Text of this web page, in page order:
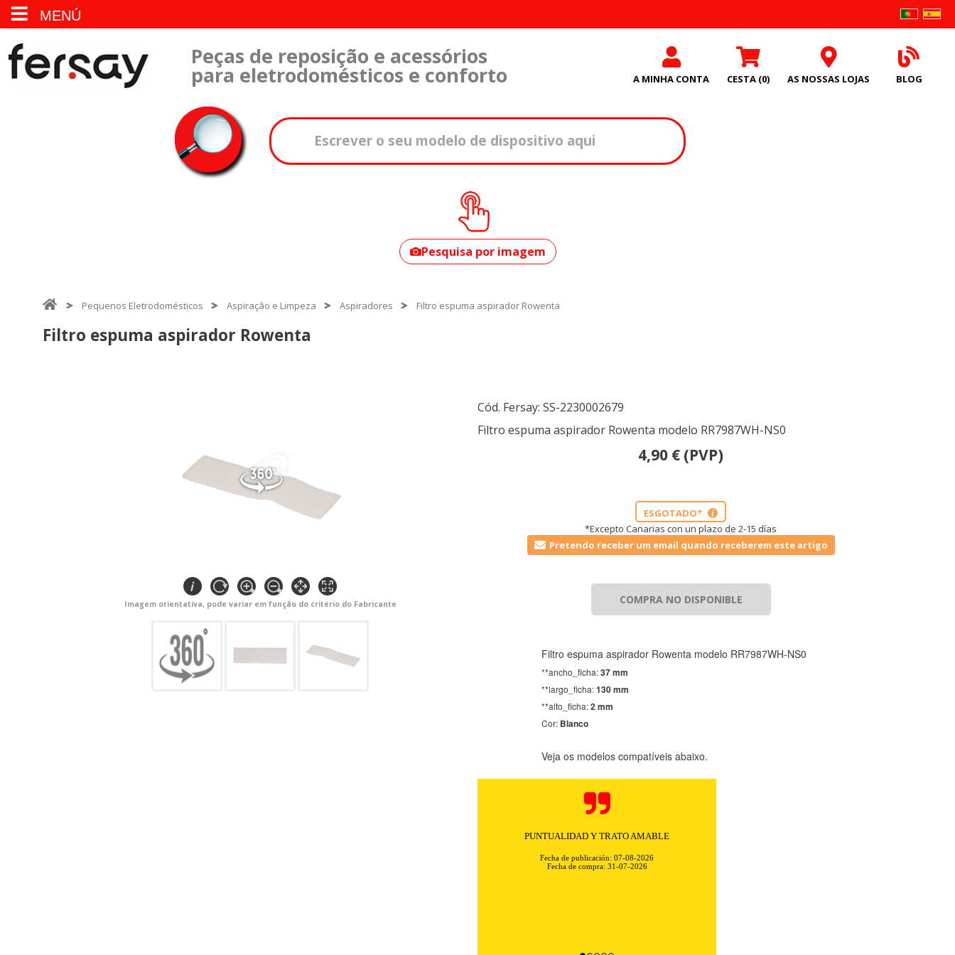
MENÚ
Peças de reposição e acessórios
para eletrodomésticos e conforto A MINHA CONTA CESTA (0) AS NOSSAS LOJAS BLOG
seu modelo?
Pesquisa por imagem
Pequenos Eletrodomésticos Aspiração e Limpeza Aspiradores Filtro espuma aspirador Rowenta
Filtro espuma aspirador Rowenta
Imagem orientativa, pode variar em função do critério do Fabricante
Cód. Fersay: SS-2230002679
Filtro espuma aspirador Rowenta modelo RR7987WH-NS0
4,90 € (PVP)
ESGOTADO* i
*Excepto Canarias con un plazo de 2-15 días
Pretendo receber um email quando receberem este artigo
COMPRA NO DISPONIBLE
Filtro espuma aspirador Rowenta modelo RR7987WH-NS0
**ancho_ficha:37 mm
**largo_ficha:130 mm
**alto_ficha:2 mm
Cor: Blanco
Veja os modelos compatíveis abaixo.
PUNTUALIDAD Y TRATO AMABLE
Fecha de publicación: 07-08-2026
Fecha de compra: 31-07-2026